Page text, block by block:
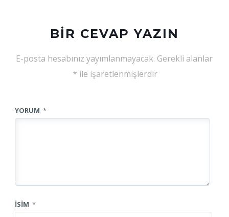
BIR CEVAP YAZIN
E-posta hesabınız yayımlanmayacak. Gerekli alanlar
* ile işaretlenmişlerdir
YORUM *
İSIM *